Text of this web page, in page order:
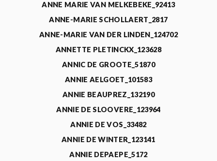
ANNE MARIE VAN MELKEBEKE_92413
ANNE-MARIE SCHOLLAERT_2817
ANNE-MARIE VAN DER LINDEN_124702
ANNETTE PLETINCKX_123628
ANNIC DE GROOTE_51870
ANNIE AELGOET_101583
ANNIE BEAUPREZ_132190
ANNIE DE SLOOVERE_123964
ANNIE DE VOS_33482
ANNIE DE WINTER_123141
ANNIE DEPAEPE_5172